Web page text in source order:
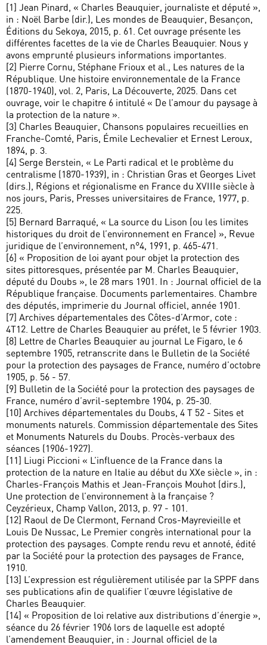
[1] Jean Pinard, « Charles Beauquier, journaliste et député »,
in : Noël Barbe (dir.), Les mondes de Beauquier, Besançon,
Éditions du Sekoya, 2015, p. 61. Cet ouvrage présente les
différentes facettes de la vie de Charles Beauquier. Nous y
avons emprunté plusieurs informations importantes.
[2] Pierre Cornu, Stéphane Frioux et al., Les natures de la
République. Une histoire environnementale de la France
(1870-1940), vol. 2, Paris, La Découverte, 2025. Dans cet
ouvrage, voir le chapitre 6 intitulé « De l’amour du paysage à
la protection de la nature ».
[3] Charles Beauquier, Chansons populaires recueillies en
Franche-Comté, Paris, Émile Lechevalier et Ernest Leroux,
1894, p. 3.
[4] Serge Berstein, « Le Parti radical et le problème du
centralisme (1870-1939), in : Christian Gras et Georges Livet
(dirs.), Régions et régionalisme en France du XVIIIe siècle à
nos jours, Paris, Presses universitaires de France, 1977, p.
225.
[5] Bernard Barraqué, « La source du Lison (ou les limites
historiques du droit de l’environnement en France) », Revue
juridique de l’environnement, n°4, 1991, p. 465-471.
[6] « Proposition de loi ayant pour objet la protection des
sites pittoresques, présentée par M. Charles Beauquier,
député du Doubs », le 28 mars 1901. In : Journal officiel de la
République française. Documents parlementaires. Chambre
des députés, imprimerie du Journal officiel, année 1901.
[7] Archives départementales des Côtes-d’Armor, cote :
4T12. Lettre de Charles Beauquier au préfet, le 5 février 1903.
[8] Lettre de Charles Beauquier au journal Le Figaro, le 6
septembre 1905, retranscrite dans le Bulletin de la Société
pour la protection des paysages de France, numéro d’octobre
1905, p. 56 - 57.
[9] Bulletin de la Société pour la protection des paysages de
France, numéro d’avril-septembre 1904, p. 25-30.
[10] Archives départementales du Doubs, 4 T 52 - Sites et
monuments naturels. Commission départementale des Sites
et Monuments Naturels du Doubs. Procès-verbaux des
séances (1906-1927).
[11] Liugi Piccioni « L’influence de la France dans la
protection de la nature en Italie au début du XXe siècle », in :
Charles-François Mathis et Jean-François Mouhot (dirs.),
Une protection de l’environnement à la française ?
Ceyzérieux, Champ Vallon, 2013, p. 97 - 101.
[12] Raoul de De Clermont, Fernand Cros-Mayrevieille et
Louis De Nussac, Le Premier congrès international pour la
protection des paysages. Compte rendu revu et annoté, édité
par la Société pour la protection des paysages de France,
1910.
[13] L’expression est régulièrement utilisée par la SPPF dans
ses publications afin de qualifier l’œuvre législative de
Charles Beauquier.
[14] « Proposition de loi relative aux distributions d’énergie »,
séance du 26 février 1906 lors de laquelle est adopté
l’amendement Beauquier, in : Journal officiel de la